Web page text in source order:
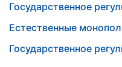
Государственное
Естественные
Государственное